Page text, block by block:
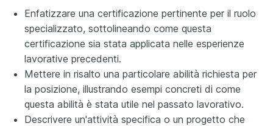
Enfatizzare una certificazione pertinente per il ruolo
specializzato, sottolineando come questa
certificazione sia stata applicata nelle esperienze
lavorative precedenti.
Mettere in risalto una particolare abilità richiesta per
la posizione, illustrando esempi concreti di come
questa abilità è stata utile nel passato lavorativo.
Descrivere un'attività specifica o un progetto che